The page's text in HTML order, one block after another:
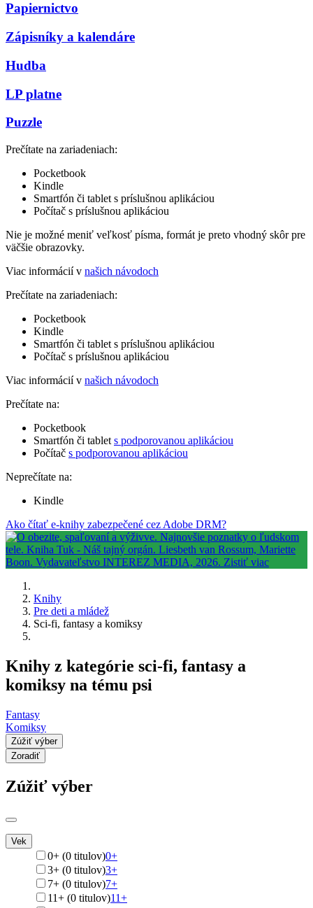
Papiernictvo
Zápisníky a kalendáre
Hudba
LP platne
Puzzle
Prečítate na zariadeniach:
Pocketbook
Kindle
Smartfón či tablet s príslušnou aplikáciou
Počítač s príslušnou aplikáciou
Nie je možné meniť veľkosť písma, formát je preto vhodný skôr pre
väčšie obrazovky.
Viac informácií v našich návodoch
Prečítate na zariadeniach:
Pocketbook
Kindle
Smartfón či tablet s príslušnou aplikáciou
Počítač s príslušnou aplikáciou
Viac informácií v našich návodoch
Prečítate na:
Pocketbook
Smartfón či tablet s podporovanou aplikáciou
Počítač s podporovanou aplikáciou
Neprečítate na:
Kindle
Ako čítať e-knihy zabezpečené cez Adobe DRM?
Knihy
Pre deti a mládež
Sci-fi, fantasy a komiksy
Knihy z kategórie sci-fi, fantasy a
komiksy na tému psi
Fantasy
Komiksy
Zúžiť výber
Zoradiť
Zúžiť výber
Vek
0+ (0 titulov)0+
3+ (0 titulov)3+
7+ (0 titulov)7+
11+ (0 titulov)11+